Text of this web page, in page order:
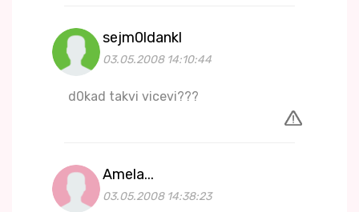
sejm0ldankl
03.05.2008 14:10:44
d0kad takvi vicevi???
Amela...
03.05.2008 14:38:23